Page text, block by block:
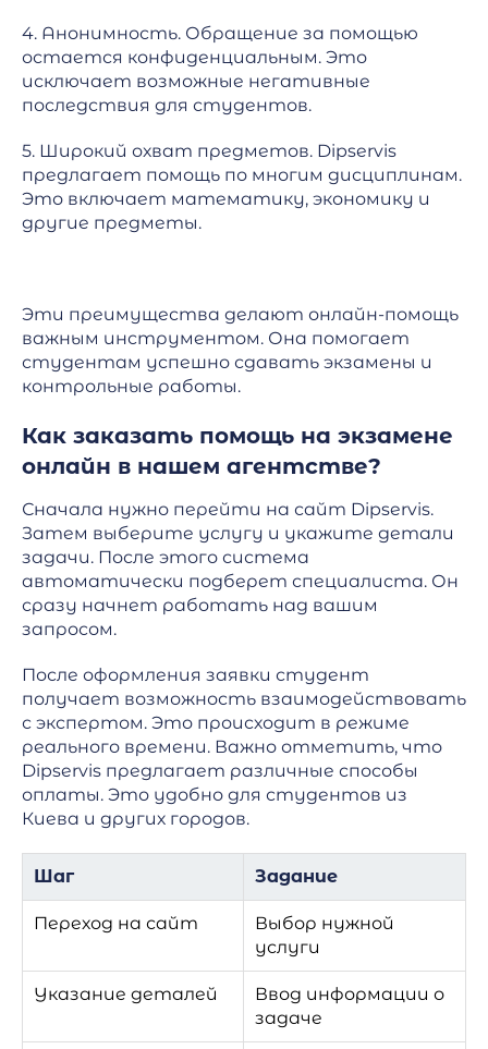
4. Анонимность. Обращение за помощью
остается конфиденциальным. Это
исключает возможные негативные
последствия для студентов.
5. Широкий охват предметов. Dipservis
предлагает помощь по многим дисциплинам.
Это включает математику, экономику и
другие предметы.
Эти преимущества делают онлайн-помощь
важным инструментом. Она помогает
студентам успешно сдавать экзамены и
контрольные работы.
Как заказать помощь на экзамене
онлайн в нашем агентстве?
Сначала нужно перейти на сайт Dipservis.
Затем выберите услугу и укажите детали
задачи. После этого система
автоматически подберет специалиста. Он
сразу начнет работать над вашим
запросом.
После оформления заявки студент
получает возможность взаимодействовать
с экспертом. Это происходит в режиме
реального времени. Важно отметить, что
Dipservis предлагает различные способы
оплаты. Это удобно для студентов из
Киева и других городов.
Шаг Задание
Переход на сайт
Выбор нужной
услуги
Указание деталей
Ввод информации о
задаче